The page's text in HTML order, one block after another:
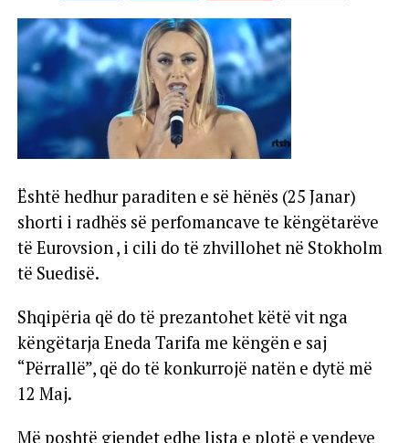
Është hedhur paraditen e së hënës (25 Janar)
shorti i radhës së perfomancave te këngëtarëve
të Eurovsion , i cili do të zhvillohet në Stokholm
të Suedisë.
Shqipëria që do të prezantohet këtë vit nga
këngëtarja Eneda Tarifa me këngën e saj
“Përrallë”, që do të konkurrojë natën e dytë më
12 Maj.
Më poshtë gjendet edhe lista e plotë e vendeve